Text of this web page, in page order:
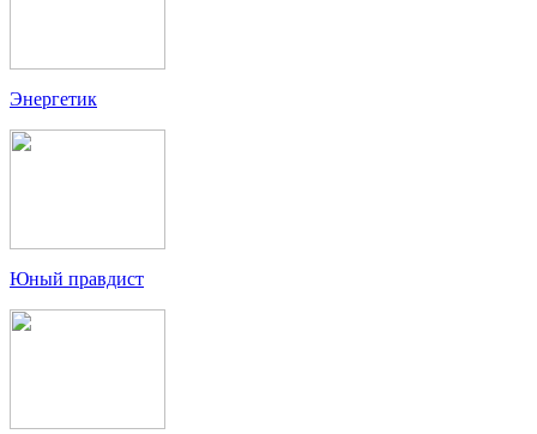
Энергетик
Юный правдист